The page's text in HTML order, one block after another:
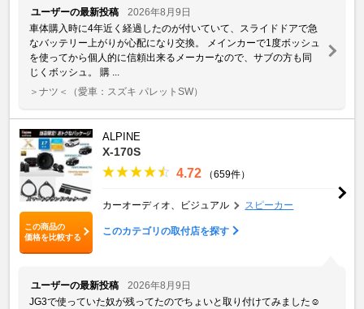
ユーザーの最新投稿
2026年8月9日
車体購入時に4年近く経過したのが付いていて、スライドドアで急
なバッテリー上がりが心配になり交換。 メインカーで1度ボッシュ
を使ってから個人的に信頼出来るメーカーなので、サブの方も同
じくボッシュ。 購 ...
＞ナツ＜
（愛車：スズキ パレットSW）
この商品の
価格を比較する
ALPINE
X-170S
4.72 （659件）
カーオーディオ、ビジュアル スピーカー
このカテゴリの取付店を探す
ユーザーの最新投稿
2026年8月9日
JG3で使っていた奴が残ってたのでちょいと取り付けてみました☺️